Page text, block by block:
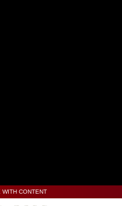
CONTENT